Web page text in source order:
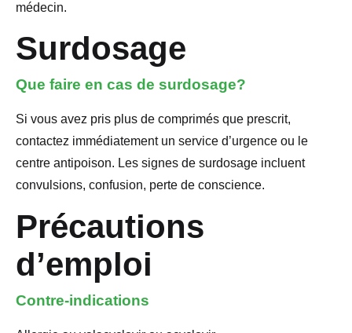
médecin.
Surdosage
Que faire en cas de surdosage?
Si vous avez pris plus de comprimés que prescrit,
contactez immédiatement un service d’urgence ou le
centre antipoison. Les signes de surdosage incluent
convulsions, confusion, perte de conscience.
Précautions
d’emploi
Contre-indications